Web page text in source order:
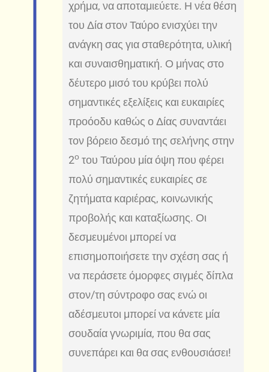
χρήμα, να αποταμιεύετε. Η νέα θέση
του Δία στον Ταύρο ενισχύει την
ανάγκη σας για σταθερότητα, υλική
και συναισθηματική. Ο μήνας στο
δέυτερο μισό του κρύβει πολύ
σημαντικές εξελίξεις και ευκαιρίες
προόοδυ καθώς ο Δίας συναντάει
τον βόρειο δεσμό της σελήνης στην
2ο του Ταύρου μία όψη που φέρει
πολύ σημαντικές ευκαιρίες σε
ζητήματα καριέρας, κοινωνικής
προβολής και καταξίωσης. Οι
δεσμευμένοι μπορεί να
επισημοποιήσετε την σχέση σας ή
να περάσετε όμορφες σιγμές δίπλα
στον/τη σύντροφο σας ενώ οι
αδέσμευτοι μπορεί να κάνετε μία
σουδαία γνωριμία, που θα σας
συνεπάρει και θα σας ενθουσιάσει!